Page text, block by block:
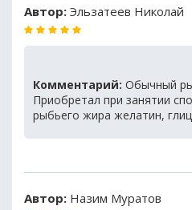
Автор: Эльзатеев Николай
Комментарий: Обычный
Приобретал при занятии
рыбьего жира желатин,
Автор: Назим Муратов